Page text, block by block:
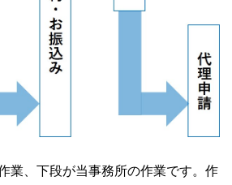
業、下段が当事務所の作業です。作